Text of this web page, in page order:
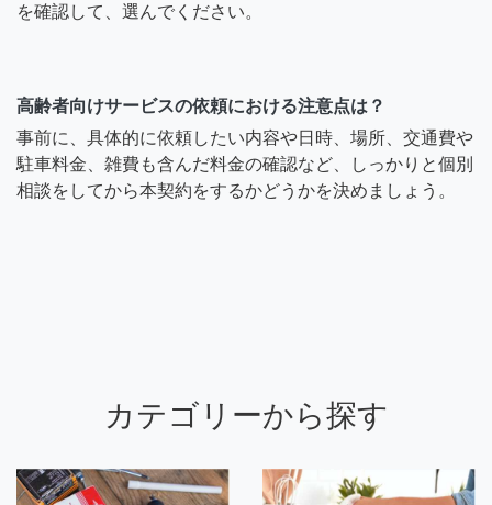
を確認して、選んでください。
高齢者向けサービスの依頼における注意点は？
事前に、具体的に依頼したい内容や日時、場所、交通費や
駐車料金、雑費も含んだ料金の確認など、しっかりと個別
相談をしてから本契約をするかどうかを決めましょう。
カテゴリーから探す